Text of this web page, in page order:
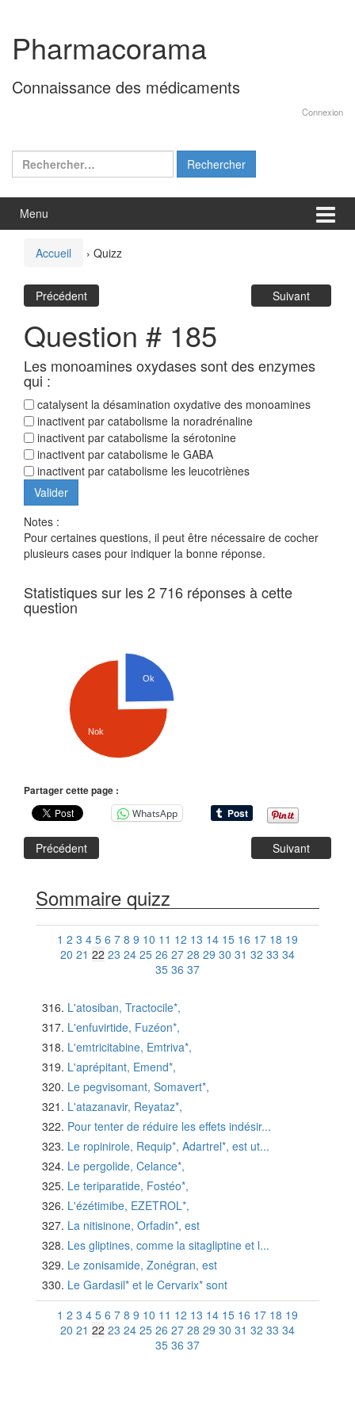
contenu
menu
principal
Pharmacorama
Connaissance des médicaments
Connexion
Rechercher :
Menu
Accueil › Quizz
Précédent Suivant
Question # 185
Les monoamines oxydases sont des enzymes
qui :
catalysent la désamination oxydative des monoamines
inactivent par catabolisme la noradrénaline
inactivent par catabolisme la sérotonine
inactivent par catabolisme le GABA
inactivent par catabolisme les leucotriènes
Notes :
Pour certaines questions, il peut être nécessaire de cocher
plusieurs cases pour indiquer la bonne réponse.
Statistiques sur les 2 716 réponses à cette
question
Ok
Nok
Partager cette page :
WhatsApp
Précédent Suivant
Sommaire quizz
1 2 3 4 5 6 7 8 9 10 11 12 13 14 15 16 17 18 19
20 21 22 23 24 25 26 27 28 29 30 31 32 33 34
35 36 37
L'atosiban, Tractocile*,
L'enfuvirtide, Fuzéon*,
L'emtricitabine, Emtriva*,
L'aprépitant, Emend*,
Le pegvisomant, Somavert*,
L'atazanavir, Reyataz*,
Pour tenter de réduire les effets indésir...
Le ropinirole, Requip*, Adartrel*, est ut...
Le pergolide, Celance*,
Le teriparatide, Fostéo*,
L'ézétimibe, EZETROL*,
La nitisinone, Orfadin*, est
Les gliptines, comme la sitagliptine et l...
Le zonisamide, Zonégran, est
Le Gardasil* et le Cervarix* sont
1 2 3 4 5 6 7 8 9 10 11 12 13 14 15 16 17 18 19
20 21 22 23 24 25 26 27 28 29 30 31 32 33 34
35 36 37